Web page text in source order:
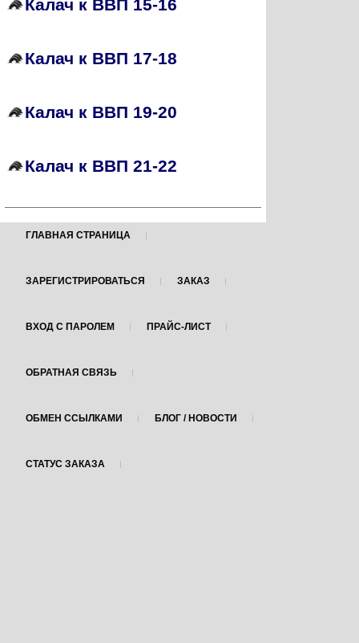
Калач к ВВП 15-16
Калач к ВВП 17-18
Калач к ВВП 19-20
Калач к ВВП 21-22
ГЛАВНАЯ СТРАНИЦА
ЗАРЕГИСТРИРОВАТЬСЯ ЗАКАЗ
ВХОД С ПАРОЛЕМ ПРАЙС-ЛИСТ
ОБРАТНАЯ СВЯЗЬ
ОБМЕН ССЫЛКАМИ БЛОГ / НОВОСТИ
СТАТУС ЗАКАЗА